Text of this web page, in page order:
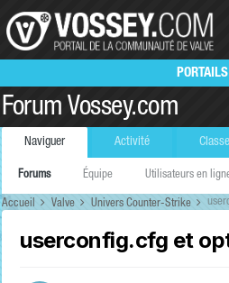
Forum Vossey.com
Naviguer
Forums Équipe Utilisateurs en
Activité
Accueil Valve Univers Counter-Strike
userconfig.cfg et